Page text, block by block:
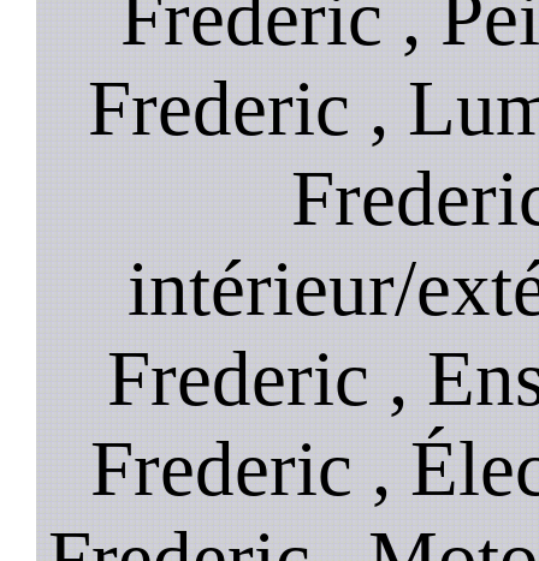
Frederic ,
Frederic ,
intérieur/
Frederic ,
Frederic ,